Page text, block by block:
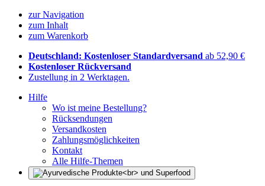
zur Navigation
zum Inhalt
zum Warenkorb
Deutschland: Kostenloser Standardversand ab 52,90 €
Kostenloser Rückversand
Zustellung in 2 Werktagen.
Hilfe
Wo ist meine Bestellung?
Rücksendungen
Versandkosten
Zahlungsmöglichkeiten
Kontakt
Alle Hilfe-Themen